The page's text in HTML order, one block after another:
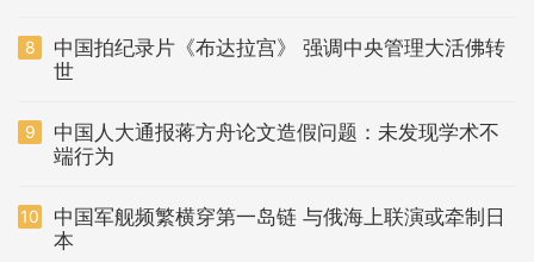
8
中国拍纪录片《布达拉宫》 强调中央管理大活佛转
世
9
中国人大通报蒋方舟论文造假问题：未发现学术不
端行为
10
中国军舰频繁横穿第一岛链 与俄海上联演或牵制日
本